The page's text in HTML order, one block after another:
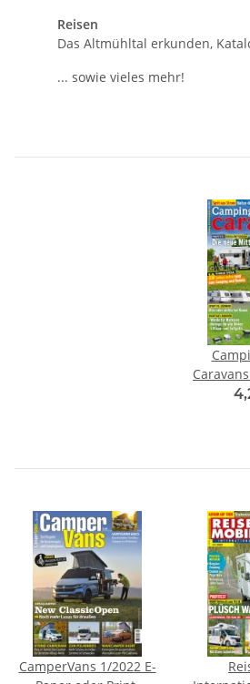
Reisen
Das Altmühltal erkunden,
... sowie vieles mehr!
CamperVans 1/2022 E-